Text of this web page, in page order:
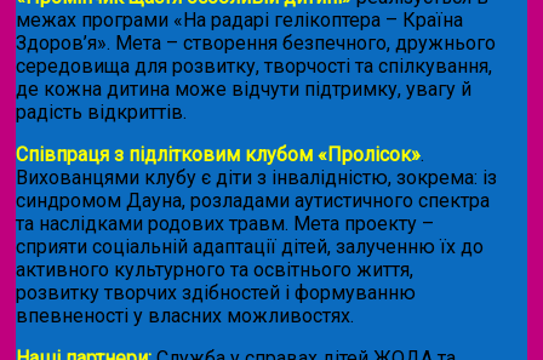
межах програми «На радарі гелікоптера – Країна
Здоров’я». Мета – створення безпечного, дружнього
середовища для розвитку, творчості та спілкування,
де кожна дитина може відчути підтримку, увагу й
радість відкриттів.
Співпраця з підлітковим клубом «Пролісок».
Вихованцями клубу є діти з інвалідністю, зокрема: із
синдромом Дауна, розладами аутистичного спектра
та наслідками родових травм. Мета проекту –
сприяти соціальній адаптації дітей, залученню їх до
активного культурного та освітнього життя,
розвитку творчих здібностей і формуванню
впевненості у власних можливостях.